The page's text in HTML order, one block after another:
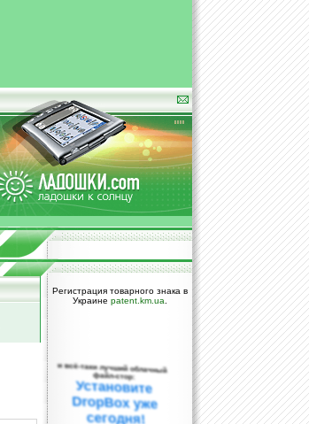
Регистрация товарного знака в
Украине patent.km.ua
и всё-таки лучший облачный
файл-стор:
Установите
DropBox уже
сегодня!
ПОЖАЛУЙСТА,